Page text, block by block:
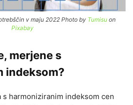
v maju 2022 Photo by Tumisuon
Pixabay
merjene s
indeksom?
s harmoniziranim indeksom cen